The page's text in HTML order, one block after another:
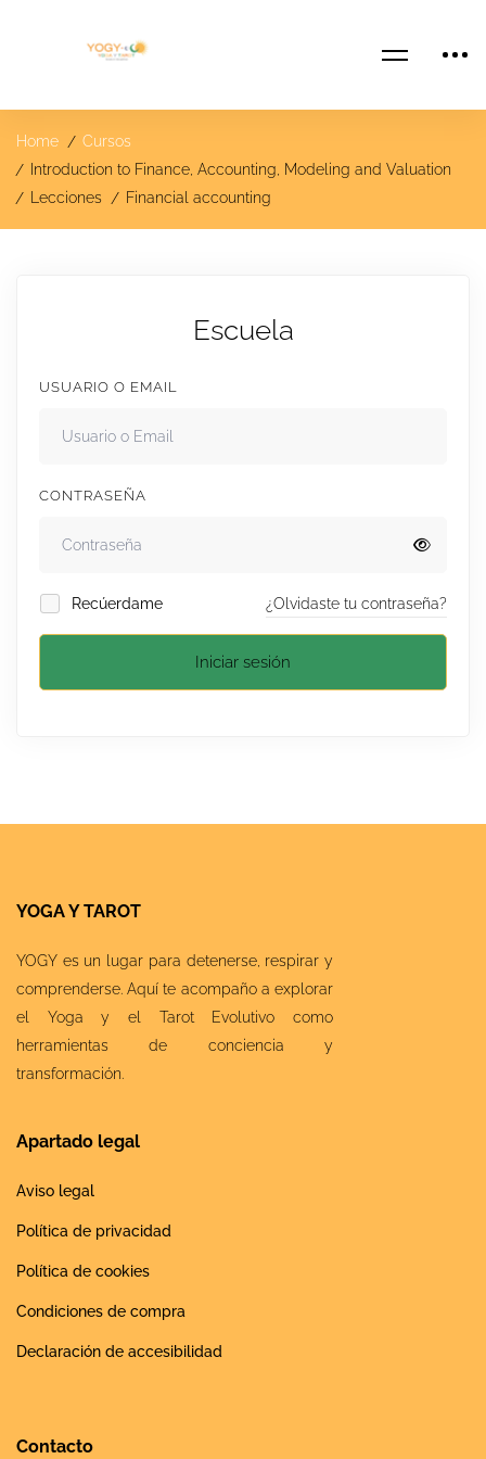
Home
Cursos
Introduction to Finance, Accounting, Modeling and Valuation
Lecciones
Financial accounting
Escuela
USUARIO O EMAIL
CONTRASEÑA
Recúerdame ¿Olvidaste tu contraseña?
Iniciar sesión
YOGA Y TAROT
YOGY es un lugar para detenerse, respirar y
comprenderse. Aquí te acompaño a explorar
el Yoga y el Tarot Evolutivo como
herramientas de conciencia y
transformación.
Apartado legal
Aviso legal
Política de privacidad
Política de cookies
Condiciones de compra
Declaración de accesibilidad
Contacto